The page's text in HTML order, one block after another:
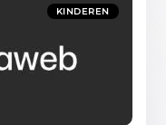
KINDEREN